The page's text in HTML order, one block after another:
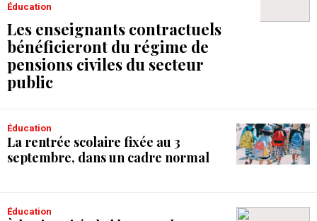
Éducation
Les enseignants contractuels
bénéficieront du régime de
pensions civiles du secteur
public
Éducation
La rentrée scolaire fixée au 3
septembre, dans un cadre normal
Éducation